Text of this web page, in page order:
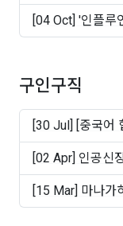
[04 Oct] '인플루
케..
구인구직
[30 Jul] [중국어
쑤..
[02 Apr] 인공신
[15 Mar] 마나가
~50십..